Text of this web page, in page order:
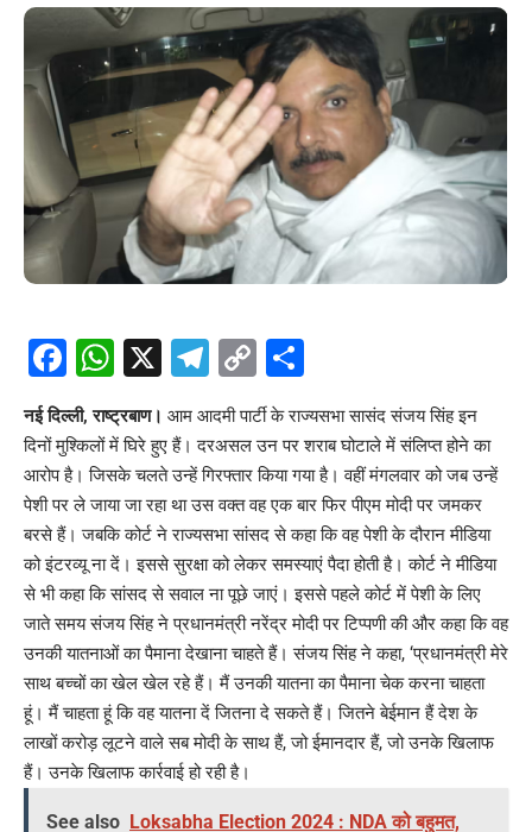
Facebook
WhatsApp
X Telegram
Copy
Link
नई दिल्ली, राष्ट्रबाण। आम आदमी पार्टी के राज्यसभा सासंद संजय सिंह इन
दिनों मुश्किलों में घिरे हुए हैं। दरअसल उन पर शराब घोटाले में संलिप्त होने का
आरोप है। जिसके चलते उन्हें गिरफ्तार किया गया है। वहीं मंगलवार को जब उन्हें
पेशी पर ले जाया जा रहा था उस वक्त वह एक बार फिर पीएम मोदी पर जमकर
बरसे हैं। जबकि कोर्ट ने राज्यसभा सांसद से कहा कि वह पेशी के दौरान मीडिया
को इंटरव्यू ना दें। इससे सुरक्षा को लेकर समस्याएं पैदा होती है। कोर्ट ने मीडिया
से भी कहा कि सांसद से सवाल ना पूछे जाएं। इससे पहले कोर्ट में पेशी के लिए
जाते समय संजय सिंह ने प्रधानमंत्री नरेंद्र मोदी पर टिप्पणी की और कहा कि वह
उनकी यातनाओं का पैमाना देखाना चाहते हैं। संजय सिंह ने कहा, ‘प्रधानमंत्री मेरे
साथ बच्चों का खेल खेल रहे हैं। मैं उनकी यातना का पैमाना चेक करना चाहता
हूं। मैं चाहता हूं कि वह यातना दें जितना दे सकते हैं। जितने बेईमान हैं देश के
लाखों करोड़ लूटने वाले सब मोदी के साथ हैं, जो ईमानदार हैं, जो उनके खिलाफ
हैं। उनके खिलाफ कार्रवाई हो रही है।
See also Loksabha Election 2024 : NDA को बहुमत,